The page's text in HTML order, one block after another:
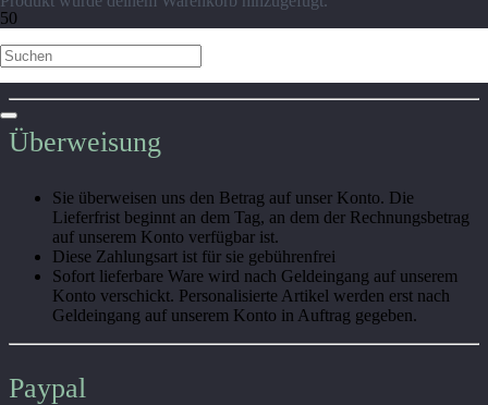
Zahlung & Versandinformationen
Überweisung
Sie überweisen uns den Betrag auf unser Konto. Die
Lieferfrist beginnt an dem Tag, an dem der Rechnungsbetrag
auf unserem Konto verfügbar ist.
Diese Zahlungsart ist für sie gebührenfrei
Sofort lieferbare Ware wird nach Geldeingang auf unserem
Konto verschickt. Personalisierte Artikel werden erst nach
Geldeingang auf unserem Konto in Auftrag gegeben.
Paypal